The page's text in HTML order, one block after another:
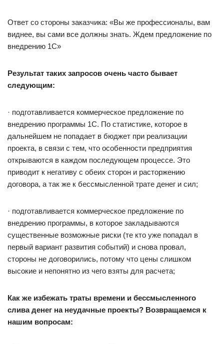
Ответ со стороны заказчика: «Вы же профессионалы, вам
виднее, вы сами все должны знать. Ждем предложение по
внедрению 1С»
Результат таких запросов очень часто бывает
следующим:
· подготавливается коммерческое предложение по
внедрению программы 1С. По статистике, которое в
дальнейшем не попадает в бюджет при реализации
проекта, в связи с тем, что особенности предприятия
открываются в каждом последующем процессе. Это
приводит к негативу с обеих сторон и расторжению
договора, а так же к бессмысленной трате денег и сил;
· подготавливается коммерческое предложение по
внедрению программы, в которое закладываются
существенные возможные риски (те кто уже попадал в
первый вариант развития событий) и снова провал,
стороны не договорились, потому что цены слишком
высокие и непонятно из чего взяты для расчета;
Как же избежать траты времени и бессмысленного
слива денег на неудачные проекты? Возвращаемся к
нашим вопросам: